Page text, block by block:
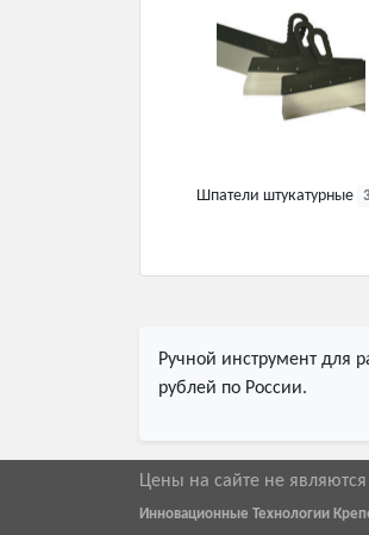
Шпатели штукатурные
Ручной инструмент для
рублей по России.
Цены на сайте не
Инновационные Технологии